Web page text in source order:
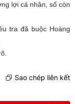
lợi cá nhân, số còn
tra đã buộc Hoàng
Sao chép liên kết